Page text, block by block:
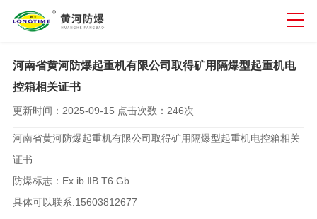
河南省黄河防爆起重机有限公司取得矿用隔爆型起重机电
控箱相关证书
更新时间： 2025-09-15 点击次数： 246次
河南省黄河防爆起重机有限公司取得矿用隔爆型起重机电控箱相关
证书
防爆标志：Ex ib ⅡB T6 Gb
具体可以联系:15603812677